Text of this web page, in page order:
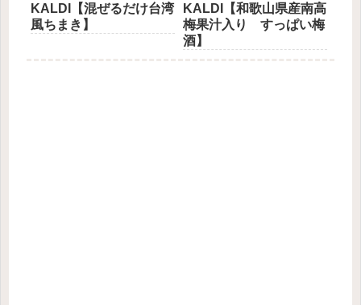
KALDI【混ぜるだけ台湾
風ちまき】
KALDI【和歌山県産南高
梅果汁入り すっぱい梅
酒】